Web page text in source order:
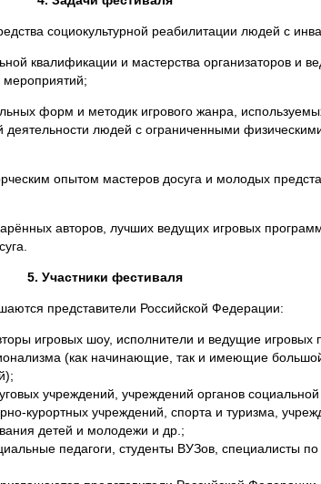
социокультурной реабилитации людей с
квалификации и мастерства организаторов и
мероприятий;
форм и методик игрового жанра,
деятельности людей с ограниченными
опытом мастеров досуга и молодых
авторов, лучших ведущих игровых
5. Участники фестиваля
представители Российской Федерации:
игровых шоу, исполнители и ведущие игровых
(как начинающие, так и имеющие
учреждений, учреждений органов
курортных учреждений, спорта и туризма,
детей и молодежи и др.;
педагоги, студенты ВУЗов, специалисты